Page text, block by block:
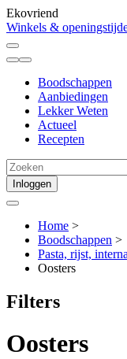
Ekovriend
Winkels &
Boodschappen
Aanbiedingen
Lekker Weten
Actueel
Recepten
Inloggen
Home >
Boodschappen >
Pasta, rijst,
Oosters
Filters
Oosters